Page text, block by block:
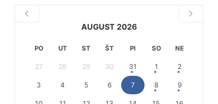
AUGUST 2026
PO UT ST ŠT PI SO NE
27 28 29 30 31 1 2
3 4 5 6 7 8 9